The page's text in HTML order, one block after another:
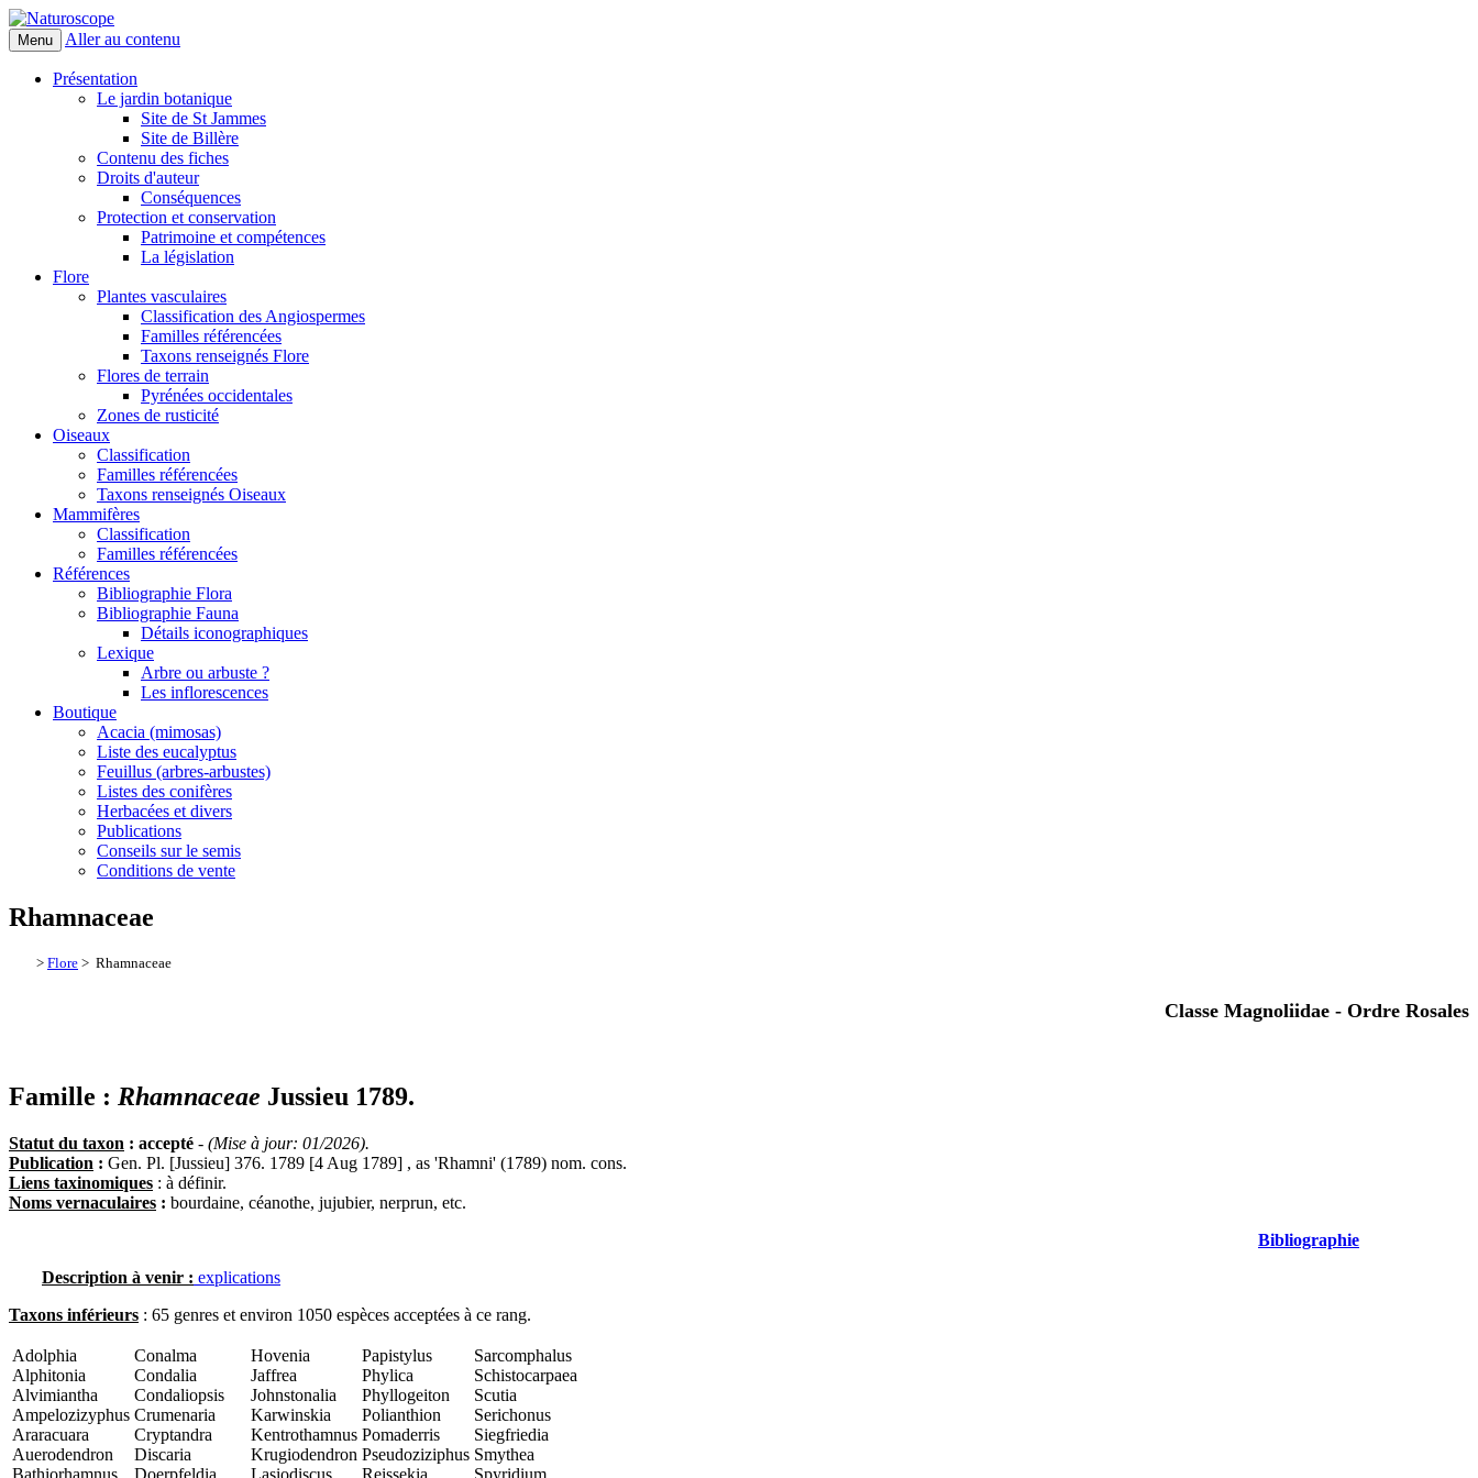
Naturoscope
Menu Aller au contenu
Présentation
Le jardin botanique
Site de St Jammes
Site de Billère
Contenu des fiches
Droits d'auteur
Conséquences
Protection et conservation
Patrimoine et compétences
La législation
Flore
Plantes vasculaires
Classification des Angiospermes
Familles référencées
Taxons renseignés Flore
Flores de terrain
Pyrénées occidentales
Zones de rusticité
Oiseaux
Classification
Familles référencées
Taxons renseignés Oiseaux
Mammifères
Classification
Familles référencées
Références
Bibliographie Flora
Bibliographie Fauna
Détails iconographiques
Lexique
Arbre ou arbuste ?
Les inflorescences
Boutique
Acacia (mimosas)
Liste des eucalyptus
Feuillus (arbres-arbustes)
Listes des conifères
Herbacées et divers
Publications
Conseils sur le semis
Conditions de vente
Rhamnaceae
> Flore > Rhamnaceae
Classe Magnoliidae - Ordre Rosales
Famille : Rhamnaceae Jussieu 1789.
Statut du taxon : accepté - (Mise à jour: 01/2026).
Publication : Gen. Pl. [Jussieu] 376. 1789 [4 Aug 1789] , as 'Rhamni' (1789) nom. cons.
Liens taxinomiques : à définir.
Noms vernaculaires : bourdaine, céanothe, jujubier, nerprun, etc.
Bibliographie
Description à venir : explications
Taxons inférieurs : 65 genres et environ 1050 espèces acceptées à ce rang.
Adolphia
Alphitonia
Alvimiantha
Ampelozizyphus
Araracuara
Auerodendron
Bathiorhamnus
Conalma
Condalia
Condaliopsis
Crumenaria
Cryptandra
Discaria
Doerpfeldia
Hovenia
Jaffrea
Johnstonalia
Karwinskia
Kentrothamnus
Krugiodendron
Lasiodiscus
Papistylus
Phylica
Phyllogeiton
Polianthion
Pomaderris
Pseudoziziphus
Reissekia
Sarcomphalus
Schistocarpaea
Scutia
Serichonus
Siegfriedia
Smythea
Spyridium